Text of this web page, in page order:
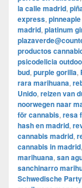
la calle madrid,
express,
madrid, platinum
productos
psicodelicia
bud, purple gorilla,
rara marihuana,
Unido, reizen van
noorwegen naar
för cannabis, resa
hash en madrid,
cannabis madrid,
cannabis in madrid,
marihuana, san
sanchinarro
Schwedische